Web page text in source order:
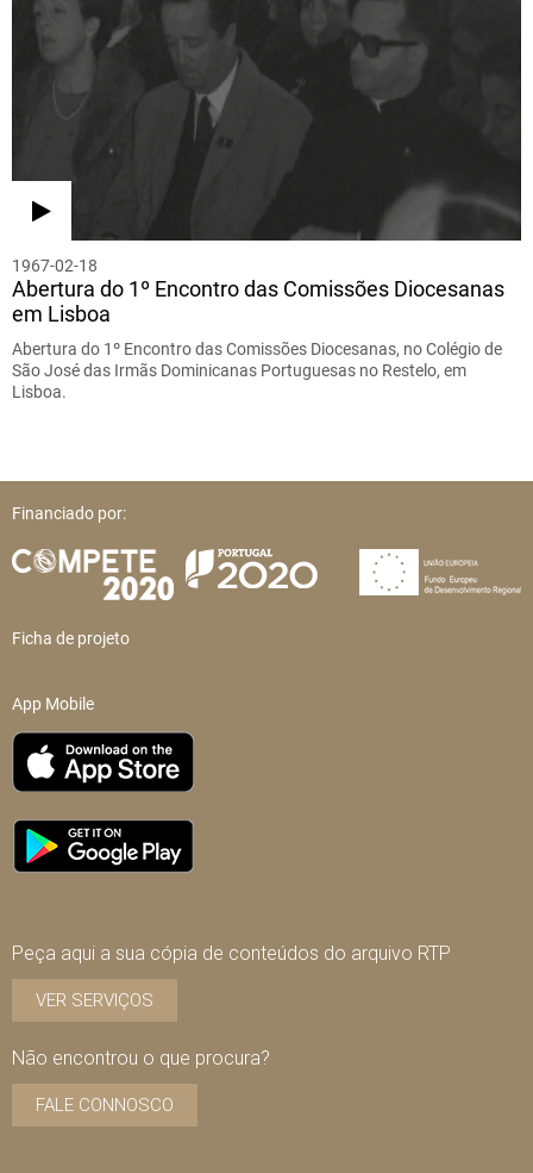
1967-02-18
Abertura do 1º Encontro das Comissões Diocesanas
em Lisboa
Abertura do 1º Encontro das Comissões Diocesanas, no Colégio de
São José das Irmãs Dominicanas Portuguesas no Restelo, em
Lisboa.
Financiado por:
Ficha de projeto
App Mobile
Peça aqui a sua cópia de conteúdos do arquivo RTP
VER SERVIÇOS
Não encontrou o que procura?
FALE CONNOSCO